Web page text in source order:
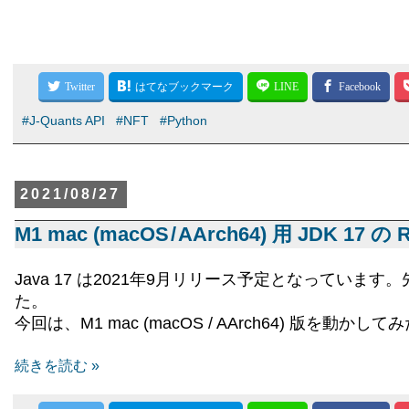
#J-Quants API #NFT #Python
2021/08/27
M1 mac (macOS / AArch64) 用 JDK 17
Java 17 は2021年9月リリース予定となっています
た。
今回は、M1 mac (macOS / AArch64) 版を動かして
続きを読む »